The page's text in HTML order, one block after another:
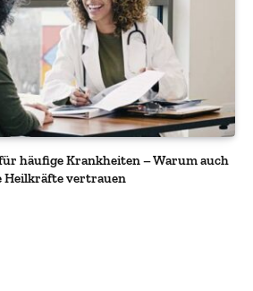
häufige Krankheiten – Warum auch
Heilkräfte vertrauen